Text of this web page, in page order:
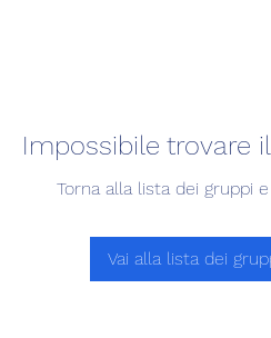
Impossibile trovare
Torna alla lista dei gruppi e
Vai alla lista dei